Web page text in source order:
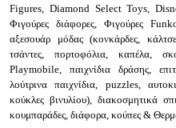
Figures, Diamond Select Toys,
Φιγούρες διάφορες, Φιγούρες
αξεσουάρ μόδας (κονκάρδες,
τσάντες, πορτοφόλια, καπέλα,
Playmobile, παιχνίδια δράσης,
λούτρινα παιχνίδια, puzzles,
κούκλες βινυλίου), διακοσμητικά
κουμπαράδες, διάφορα, κούπες &